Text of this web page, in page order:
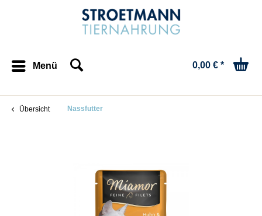
Menü 0,00 € *
Übersicht Nassfutter